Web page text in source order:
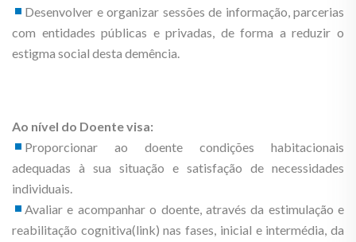
Desenvolver e organizar sessões de informação, parcerias
com entidades públicas e privadas, de forma a reduzir o
estigma social desta demência.
Ao nível do Doente visa:
Proporcionar ao doente condições habitacionais
adequadas à sua situação e satisfação de necessidades
individuais.
Avaliar e acompanhar o doente, através da estimulação e
reabilitação cognitiva(link) nas fases, inicial e intermédia, da